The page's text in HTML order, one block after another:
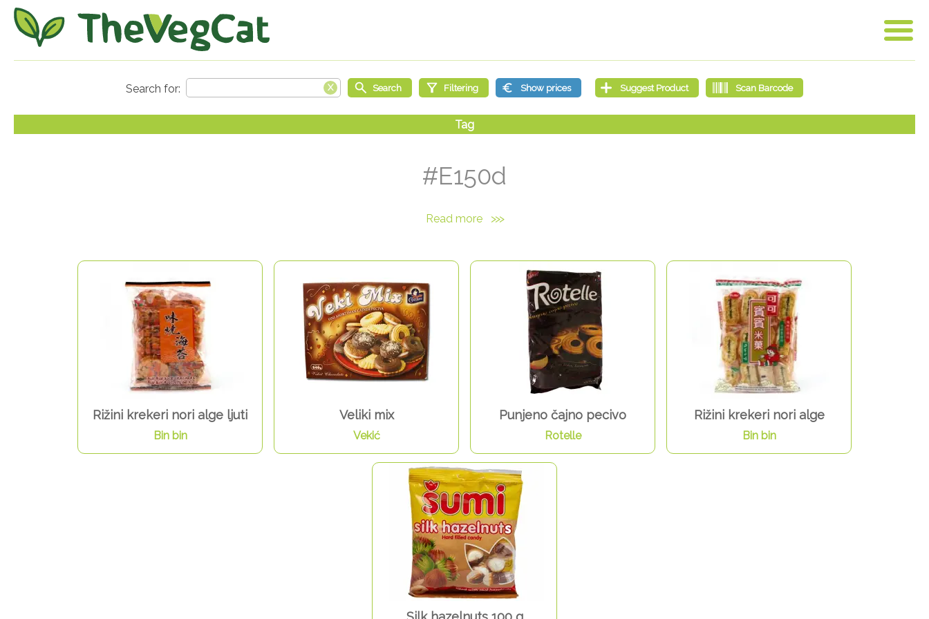
#E150d
Read more >>>
Rižini krekeri nori alge ljuti
Bin bin
Veliki mix
Vekić
Punjeno čajno pecivo
Rotelle
Rižini krekeri nori alge
Bin bin